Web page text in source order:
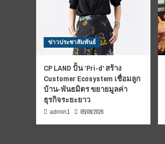
เล่น
กีฬา
ห่าง
ไกล
โทรศัพท์
มือ
ถือ
ให้
น้อย
ลง
ข่าวประชาสัมพันธ์
CP LAND ปั้น ‘Pri-d’ สร้าง
Customer Ecosystem เชื่อมลูก
บ้าน-พันธมิตร ขยายมูลค่า
ธุรกิจระยะยาว
admin1 05/08/2026